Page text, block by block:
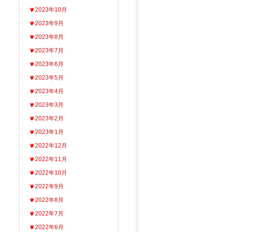
2023年10月
2023年9月
2023年8月
2023年7月
2023年6月
2023年5月
2023年4月
2023年3月
2023年2月
2023年1月
2022年12月
2022年11月
2022年10月
2022年9月
2022年8月
2022年7月
2022年6月